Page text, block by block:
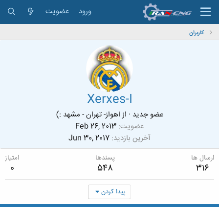
ورود عضویت
کاربران
Xerxes-I
عضو جدید · ازاهواز- تهران - مشهد :)
عضویت Feb 26, 2013
آخرین بازدید Jun 30, 2017
ارسال ها
316
پسندها
548
امتیاز
0
پیدا کردن